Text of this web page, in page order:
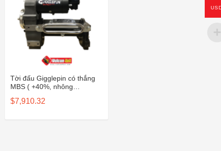
Tời đấu Gigglepin có thắng
MBS ( +40%, nhông
solenoid Pro150 ) GP100B2+
$7,910.32